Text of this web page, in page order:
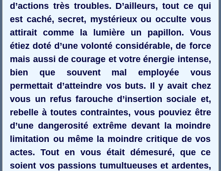
d’actions très troubles. D’ailleurs, tout ce qui
est caché, secret, mystérieux ou occulte vous
attirait comme la lumière un papillon. Vous
étiez doté d’une volonté considérable, de force
mais aussi de courage et votre énergie intense,
bien que souvent mal employée vous
permettait d’atteindre vos buts. Il y avait chez
vous un refus farouche d’insertion sociale et,
rebelle à toutes contraintes, vous pouviez être
d’une dangerosité extrême devant la moindre
limitation ou même la moindre critique de vos
actes. Tout en vous était démesuré, que ce
soient vos passions tumultueuses et ardentes,